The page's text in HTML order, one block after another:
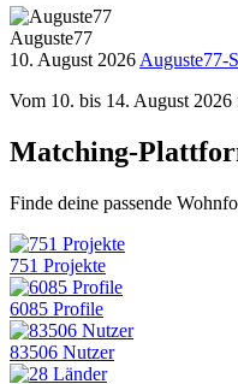
Auguste77
10. August 2026 Auguste77-
Vom 10. bis 14. August
Matching-
Finde deine passende
751 Projekte
6085 Profile
83506 Nutzer